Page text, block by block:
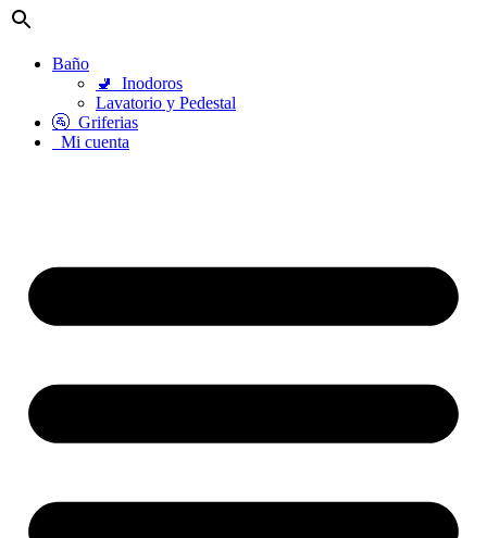
Baño
🚽
Inodoros
Lavatorio y Pedestal
🚰 Griferias
Mi cuenta